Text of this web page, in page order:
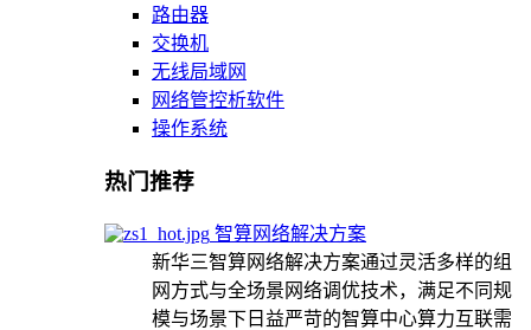
路由器
交换机
无线局域网
网络管控析软件
操作系统
热门推荐
智算网络解决方案
新华三智算网络解决方案通过灵活多样的组
网方式与全场景网络调优技术，满足不同规
模与场景下日益严苛的智算中心算力互联需